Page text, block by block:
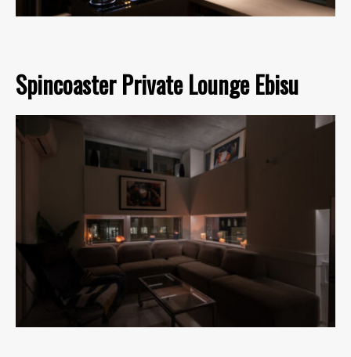
Spincoaster Private Lounge Ebisu